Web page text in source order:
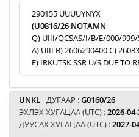
290155 UUUUYNYX
(U0816/26 NOTAMN
Q) UIII/QCSAS/I/B/E/000/
A) UIII B) 2606290400 C)
E) IRKUTSK SSR U/S DUE TO
UNKL ДУГААР :G0160/26
ЭХЛЭХ ХУГАЦАА (UTC) :2026-
ДУУСАХ ХУГАЦАА (UTC) :2027-